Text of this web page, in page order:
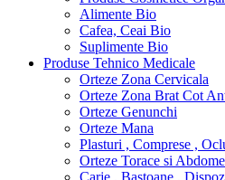
Alimente Bio
Cafea, Ceai Bio
Suplimente Bio
Produse Tehnico Medicale
Orteze Zona Cervicala
Orteze Zona Brat Cot
Orteze Genunchi
Orteze Mana
Plasturi , Comprese ,
Orteze Torace si
Carje , Bastoane ,